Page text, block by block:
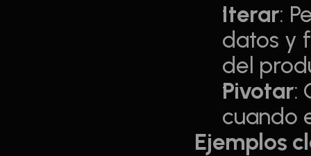
Iterar:
datos y
del
Pivotar:
cuando
Ejemplos